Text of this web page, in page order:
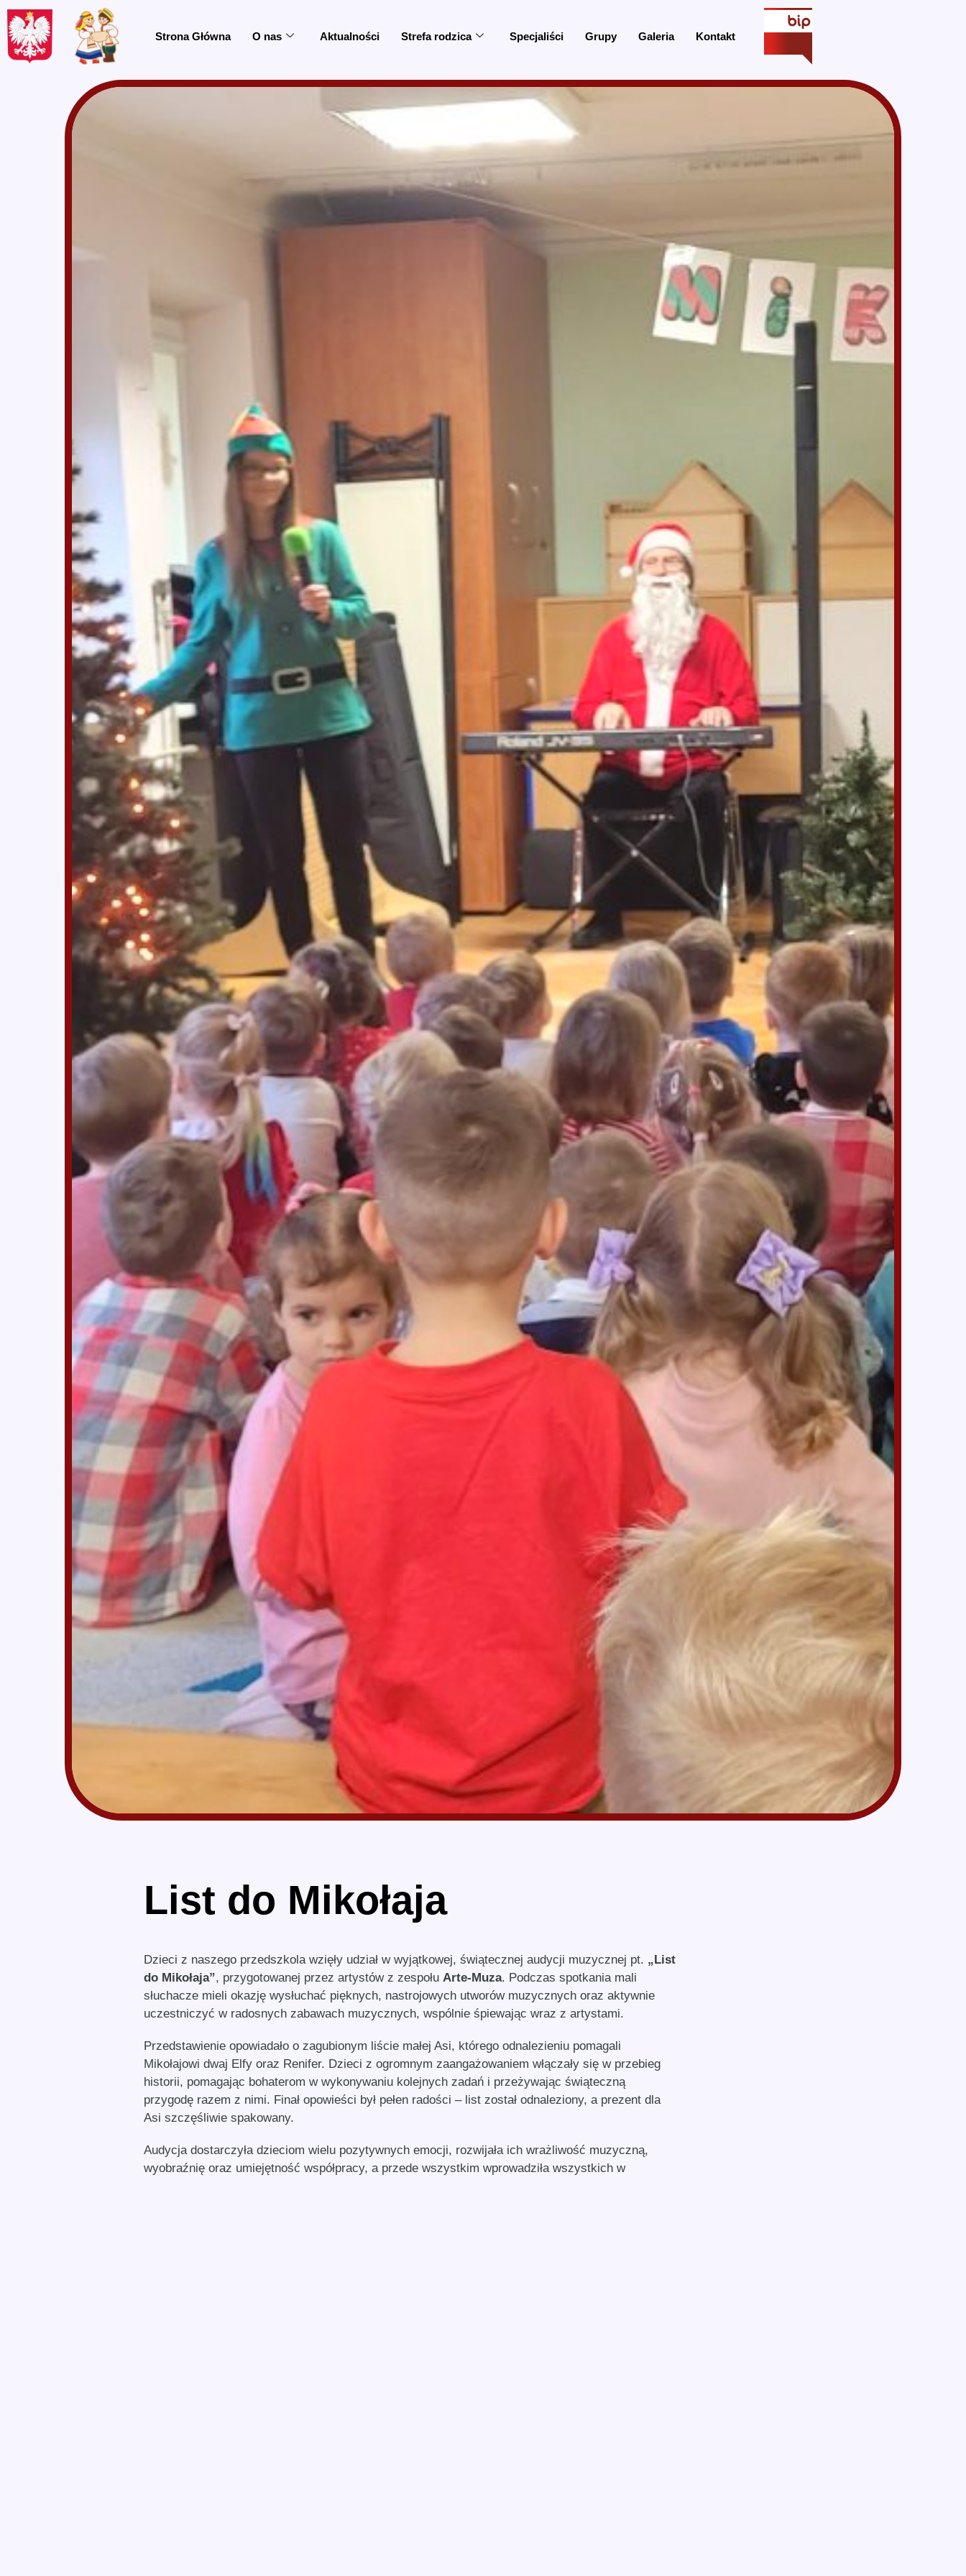
treści
Strona Główna O nas Aktualności Strefa rodzica Specjaliści Grupy Galeria Kontakt
List do Mikołaja
Dzieci z naszego przedszkola wzięły udział w wyjątkowej, świątecznej audycji muzycznej pt. „List
do Mikołaja”, przygotowanej przez artystów z zespołu Arte-Muza. Podczas spotkania mali
słuchacze mieli okazję wysłuchać pięknych, nastrojowych utworów muzycznych oraz aktywnie
uczestniczyć w radosnych zabawach muzycznych, wspólnie śpiewając wraz z artystami.
Przedstawienie opowiadało o zagubionym liście małej Asi, którego odnalezieniu pomagali
Mikołajowi dwaj Elfy oraz Renifer. Dzieci z ogromnym zaangażowaniem włączały się w przebieg
historii, pomagając bohaterom w wykonywaniu kolejnych zadań i przeżywając świąteczną
przygodę razem z nimi. Finał opowieści był pełen radości – list został odnaleziony, a prezent dla
Asi szczęśliwie spakowany.
Audycja dostarczyła dzieciom wielu pozytywnych emocji, rozwijała ich wrażliwość muzyczną,
wyobraźnię oraz umiejętność współpracy, a przede wszystkim wprowadziła wszystkich w